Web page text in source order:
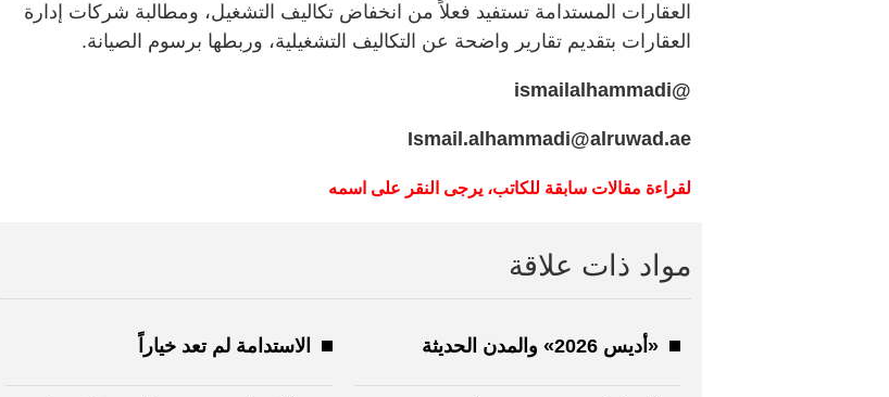
العقارات المستدامة تستفيد فعلاً من انخفاض تكاليف التشغيل، ومطالبة شركات إدارة
العقارات بتقديم تقارير واضحة عن التكاليف التشغيلية، وربطها برسوم الصيانة.
@ismailalhammadi
Ismail.alhammadi@alruwad.ae
لقراءة مقالات سابقة للكاتب، يرجى النقر على اسمه
مواد ذات علاقة
«أديس 2026» والمدن الحديثة الاستدامة لم تعد خياراً